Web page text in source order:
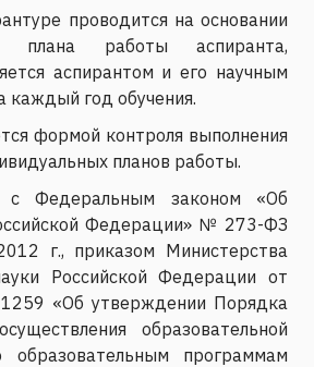
проводится на основании
плана работы аспиранта,
аспирантом и его научным
каждый год обучения.
формой контроля выполнения
планов работы.
с Федеральным законом «Об
Федерации» № 273-ФЗ
г., приказом Министерства
Российской Федерации от
«Об утверждении Порядка
образовательной
образовательным программам